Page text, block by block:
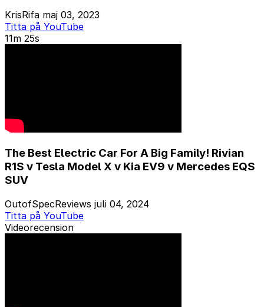
KrisRifa maj 03, 2023
Titta på YouTube
11m 25s
The Best Electric Car For A Big Family! Rivian
R1S v Tesla Model X v Kia EV9 v Mercedes EQS
SUV
OutofSpecReviews juli 04, 2024
Titta på YouTube
Videorecension